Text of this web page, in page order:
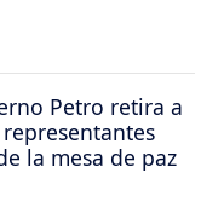
Petro retira a
la mesa de paz